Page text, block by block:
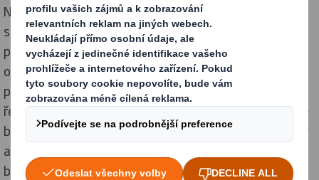
Naše globální společnost stojí na třech pilířích, které
společně vytvářejí dokonalý cirkulární model - sbíráme
použitý papír, recyklujeme ho na nový a z něj vyrábíme
obaly. Celý tento proces trvá pouhých 14 dní. Náš
přístup k cirkulární ekonomice představuje skutečné
řešení největších výzev v oblasti udržitelnosti. Aktivně
bojujeme proti znečištění, plýtvání, ztrátě biodiverzity
a klimatickým změnám. Přidejte se k našim týmům a
buďte součástí této mise.